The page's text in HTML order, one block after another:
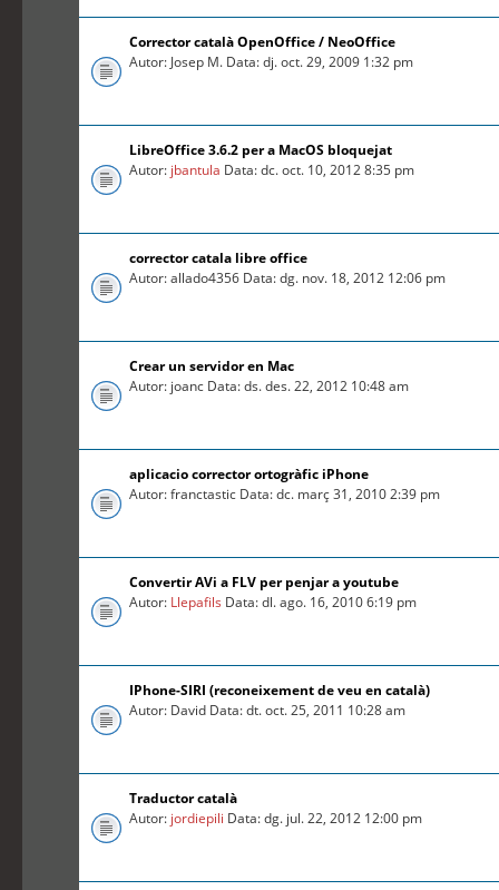
Corrector català OpenOffice / NeoOffice
Autor: Josep M. Data: dj. oct. 29, 2009 1:32 pm
LibreOffice 3.6.2 per a MacOS bloquejat
Autor: jbantula Data: dc. oct. 10, 2012 8:35 pm
corrector catala libre office
Autor: allado4356 Data: dg. nov. 18, 2012 12:06 pm
Crear un servidor en Mac
Autor: joanc Data: ds. des. 22, 2012 10:48 am
aplicacio corrector ortogràfic iPhone
Autor: franctastic Data: dc. març 31, 2010 2:39 pm
Convertir AVi a FLV per penjar a youtube
Autor: Llepafils Data: dl. ago. 16, 2010 6:19 pm
IPhone-SIRI (reconeixement de veu en català)
Autor: David Data: dt. oct. 25, 2011 10:28 am
Traductor català
Autor: jordiepili Data: dg. jul. 22, 2012 12:00 pm